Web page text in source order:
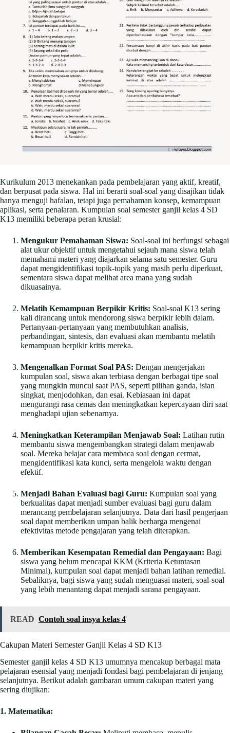
Kurikulum 2013 menekankan pada pembelajaran yang aktif, kreatif,
dan berpusat pada siswa. Hal ini berarti soal-soal yang disajikan tidak
hanya menguji hafalan, tetapi juga pemahaman konsep, kemampuan
aplikasi, serta penalaran. Kumpulan soal semester ganjil kelas 4 SD
K13 memiliki beberapa peran krusial:
Mengukur Pemahaman Siswa: Soal-soal ini berfungsi sebagai
alat ukur objektif untuk mengetahui sejauh mana siswa telah
memahami materi yang diajarkan selama satu semester. Guru
dapat mengidentifikasi topik-topik yang masih perlu diperkuat,
sementara siswa dapat melihat area mana yang sudah
dikuasainya.
Melatih Kemampuan Berpikir Kritis: Soal-soal K13 sering
kali dirancang untuk mendorong siswa berpikir lebih dalam.
Pertanyaan-pertanyaan yang membutuhkan analisis,
perbandingan, sintesis, dan evaluasi akan membantu melatih
kemampuan berpikir kritis mereka.
Mengenalkan Format Soal PAS: Dengan mengerjakan
kumpulan soal, siswa akan terbiasa dengan berbagai tipe soal
yang mungkin muncul saat PAS, seperti pilihan ganda, isian
singkat, menjodohkan, dan esai. Kebiasaan ini dapat
mengurangi rasa cemas dan meningkatkan kepercayaan diri saat
menghadapi ujian sebenarnya.
Meningkatkan Keterampilan Menjawab Soal: Latihan rutin
membantu siswa mengembangkan strategi dalam menjawab
soal. Mereka belajar cara membaca soal dengan cermat,
mengidentifikasi kata kunci, serta mengelola waktu dengan
efektif.
Menjadi Bahan Evaluasi bagi Guru: Kumpulan soal yang
berkualitas dapat menjadi sumber evaluasi bagi guru dalam
merancang pembelajaran selanjutnya. Data dari hasil pengerjaan
soal dapat memberikan umpan balik berharga mengenai
efektivitas metode pengajaran yang telah diterapkan.
Memberikan Kesempatan Remedial dan Pengayaan: Bagi
siswa yang belum mencapai KKM (Kriteria Ketuntasan
Minimal), kumpulan soal dapat menjadi bahan latihan remedial.
Sebaliknya, bagi siswa yang sudah menguasai materi, soal-soal
yang lebih menantang dapat menjadi sarana pengayaan.
READ Contoh soal insya kelas 4
Cakupan Materi Semester Ganjil Kelas 4 SD K13
Semester ganjil kelas 4 SD K13 umumnya mencakup berbagai mata
pelajaran esensial yang menjadi fondasi bagi pembelajaran di jenjang
selanjutnya. Berikut adalah gambaran umum cakupan materi yang
sering diujikan:
1. Matematika: